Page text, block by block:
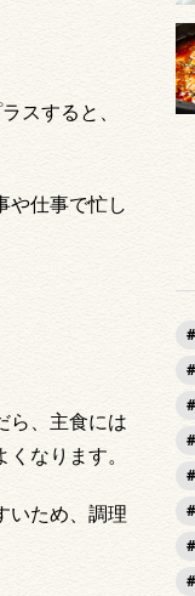
スすると、
や仕事で忙し
ら、主食には
なります。
いため、調理